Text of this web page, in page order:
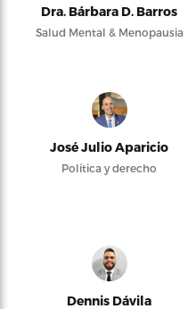
Dra. Bárbara D. Barros
Salud Mental & Menopausia
José Julio Aparicio
Política y derecho
Dennis Dávila